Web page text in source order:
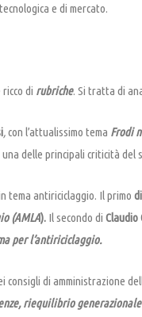
e di mercato.
di rubriche. Si tratta di
,con l’attualissimo tema Frodi
delle principali criticità
tema antiriciclaggio. Il primo
(AMLA). Il secondo di Claudio
per l’antiriciclaggio.
consigli di amministrazione
riequilibrio